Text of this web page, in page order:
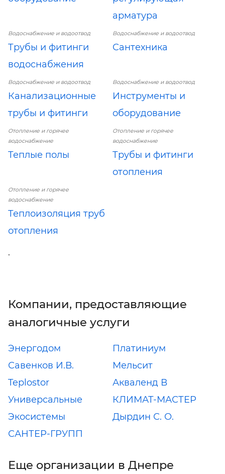
арматура
Водоснабжение и водоотвод
Трубы и фитинги
водоснабжения
Водоснабжение и водоотвод
Сантехника
Водоснабжение и водоотвод
Канализационные
трубы и фитинги
Водоснабжение и водоотвод
Инструменты и
оборудование
Отопление и горячее
водоснабжение
Теплые полы
Отопление и горячее
водоснабжение
Трубы и фитинги
отопления
Отопление и горячее
водоснабжение
Теплоизоляция труб
отопления
.
Компании, предоставляющие
аналогичные услуги
Энергодом
Платиниум
Савенков И.В.
Мельсит
Teplostor
Акваленд В
Универсальные
Экосистемы
КЛИМАТ-МАСТЕР
Дырдин С. О.
САНТЕР-ГРУПП
Еще организации в Днепре